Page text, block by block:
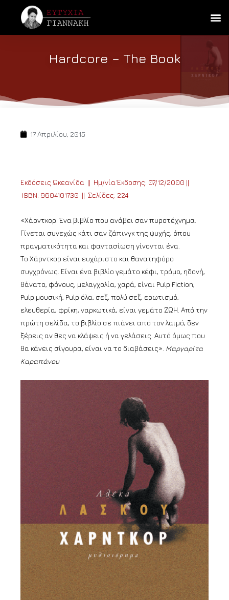
Hardcore – The Book
17 Απριλίου, 2015
Εκδόσεις Ωκεανίδα || Ημ/νία Έκδοσης: 07/12/2000 ||
ISBN: 9604101730 || Σελίδες: 224
«Xάρντκορ. Ένα βιβλίο που ανάβει σαν πυροτέχνημα.
Γίνεται συνεχώς κάτι σαν ζάπινγκ της ψυχής, όπου
πραγματικότητα και φαντασίωση γίνονται ένα.
Το Χάρντκορ είναι ευχάριστο και θανατηφόρο
συγχρόνως. Είναι ένα βιβλίο γεμάτο κέφι, τρόμο, ηδονή,
θάνατο, φόνους, μελαγχολία, χαρά, είναι Pulp Fiction,
Pulp μουσική, Pulp όλα, σεξ, πολύ σεξ, ερωτισμό,
ελευθερία, φρίκη, ναρκωτικά, είναι γεμάτο ΖΩΗ. Από την
πρώτη σελίδα, το βιβλίο σε πιάνει από τον λαιμό, δεν
ξέρεις αν θες να κλάψεις ή να γελάσεις. Αυτό όμως που
θα κάνεις σίγουρα, είναι να το διαβάσεις». Μαργαρίτα
Καραπάνου